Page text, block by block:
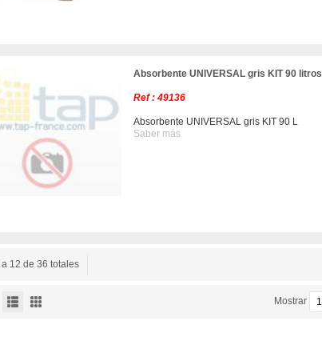
Absorbente UNIVERSAL gris KIT 90 litros
Ref : 49136
Absorbente UNIVERSAL gris KIT 90 L
Saber más
12 de 36 totales
Mostrar